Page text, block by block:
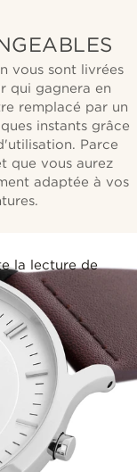
vous sont livrées
qui gagnera en
remplacé par un
instants grâce
Parce
que vous aurez
adaptée à vos
la lecture de